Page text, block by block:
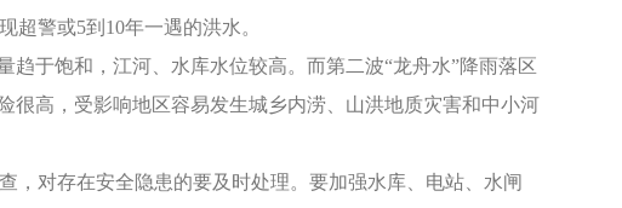
超警或5到10年一遇的洪水。
趋于饱和，江河、水库水位较高。而第二波“龙舟水”降雨落区
很高，受影响地区容易发生城乡内涝、山洪地质灾害和中小河
，对存在安全隐患的要及时处理。要加强水库、电站、水闸